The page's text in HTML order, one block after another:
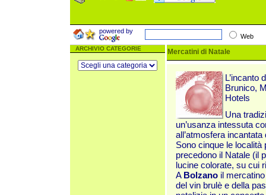
powered by
Web
ARCHIVIO CATEGORIE Mercatini di Natale
L’incanto
Brunico,
Hotels
Una
un’usanza intessuta
all’atmosfera incantata
Sono cinque le
precedono il Natale (il
lucine colorate, su cui
A Bolzano il
del vin brulè e della